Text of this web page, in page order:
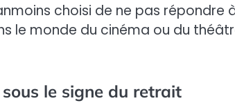
choisi de ne pas répondre
le monde du cinéma ou du
le signe du retrait